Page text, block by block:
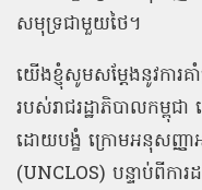
សមុទ្រជាមួយថៃ។
យើងខ្ញុំសូមសម្តែងនូវកា
របស់រាជរដ្ឋាភិបាលកម្ពុជា
ដោយបង្ខំ ក្រោមអនុសញ្ញា
(UNCLOS) បន្ទាប់ពីកា